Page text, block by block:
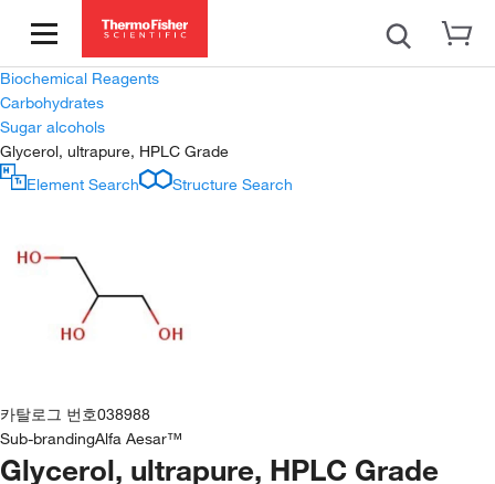
Biochemical Reagents
Carbohydrates
Sugar alcohols
Glycerol, ultrapure, HPLC Grade
Element Search
Structure Search
카탈로그 번호038988
Sub-brandingAlfa Aesar™
Glycerol, ultrapure, HPLC Grade